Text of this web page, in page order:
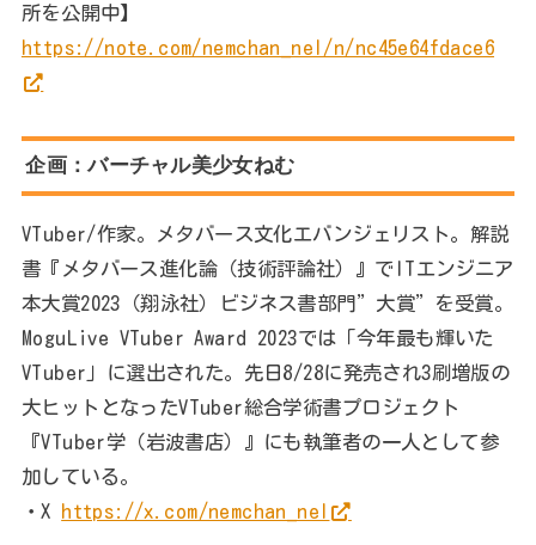
所を公開中】
https://note.com/nemchan_nel/n/nc45e64fdace6
企画：バーチャル美少女ねむ
VTuber/作家。メタバース文化エバンジェリスト。解説
書『メタバース進化論（技術評論社）』でITエンジニア
本大賞2023（翔泳社）ビジネス書部門”大賞”を受賞。
MoguLive VTuber Award 2023では「今年最も輝いた
VTuber」に選出された。先日8/28に発売され3刷増版の
大ヒットとなったVTuber総合学術書プロジェクト
『VTuber学（岩波書店）』にも執筆者の一人として参
加している。
・X https://x.com/nemchan_nel